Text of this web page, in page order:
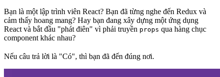
Bạn là một lập trình viên React? Bạn đã từng nghe đến Redux và
cảm thấy hoang mang? Hay bạn đang xây dựng một ứng dụng
React và bắt đầu "phát điên" vì phải truyền props qua hàng chục
component khác nhau?
Nếu câu trả lời là "Có", thì bạn đã đến đúng nơi.